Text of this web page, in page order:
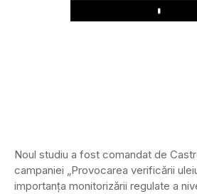
Play
Noul studiu a fost comandat de
campaniei „Provocarea verificării
importanța monitorizării regulate a